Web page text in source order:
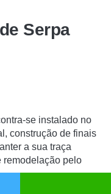
Serpa
se instalado no
construção de finais
a sua traça
remodelação pelo